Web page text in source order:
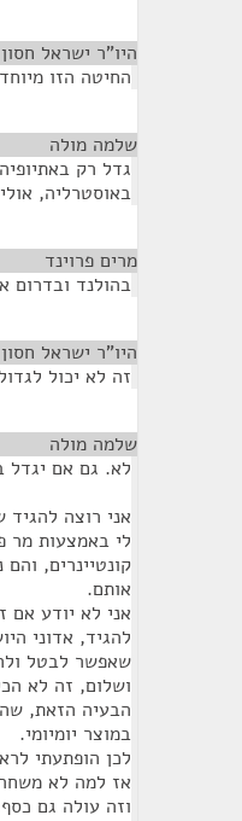
היו"ר ישראל חסון
החיטה הזו
שלמה מולה
גדל רק
באוסטרליה,
מרים פרוינד
בהולנד ובדרום
היו"ר ישראל חסון
זה לא יכול
שלמה מולה
לא. גם אם יגדל
אני רוצה להגיד
קונטיינרים,
אותם.
אני לא יודע אם
להגיד, אדוני
שאפשר לבטל
ושלום, זה לא
הבעיה הזאת,
במוצר יומיומי.
לכן הופתעתי
אז למה לא
וזה עולה גם